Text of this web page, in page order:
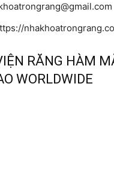
RĂNG HÀM
WORLDWIDE